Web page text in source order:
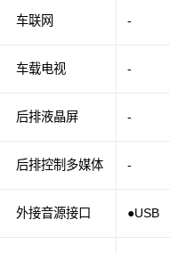
车联网
车载电视
后排液晶屏
后排控制多媒体
外接音源接口
-
-
-
-
●USB